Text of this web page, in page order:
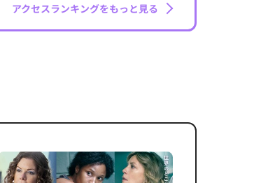
アクセスランキングをもっと見る